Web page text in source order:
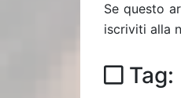
Se questo
iscriviti alla
Tag: